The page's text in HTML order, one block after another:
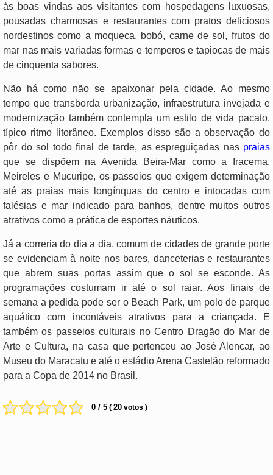
às boas vindas aos visitantes com hospedagens luxuosas,
pousadas charmosas e restaurantes com pratos deliciosos
nordestinos como a moqueca, bobó, carne de sol, frutos do
mar nas mais variadas formas e temperos e tapiocas de mais
de cinquenta sabores.
Não há como não se apaixonar pela cidade. Ao mesmo
tempo que transborda urbanização, infraestrutura invejada e
modernização também contempla um estilo de vida pacato,
típico ritmo litorâneo. Exemplos disso são a observação do
pôr do sol todo final de tarde, as espreguiçadas nas praias
que se dispõem na Avenida Beira-Mar como a Iracema,
Meireles e Mucuripe, os passeios que exigem determinação
até as praias mais longínquas do centro e intocadas com
falésias e mar indicado para banhos, dentre muitos outros
atrativos como a prática de esportes náuticos.
Já a correria do dia a dia, comum de cidades de grande porte
se evidenciam à noite nos bares, danceterias e restaurantes
que abrem suas portas assim que o sol se esconde. As
programações costumam ir até o sol raiar. Aos finais de
semana a pedida pode ser o Beach Park, um polo de parque
aquático com incontáveis atrativos para a criançada. E
também os passeios culturais no Centro Dragão do Mar de
Arte e Cultura, na casa que pertenceu ao José Alencar, ao
Museu do Maracatu e até o estádio Arena Castelão reformado
para a Copa de 2014 no Brasil.
0 / 5 ( 20 votos )